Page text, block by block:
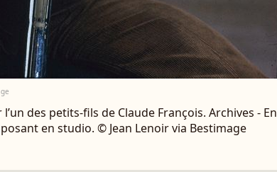
des petits-fils de Claude François. Archives - En
en studio. © Jean Lenoir via Bestimage